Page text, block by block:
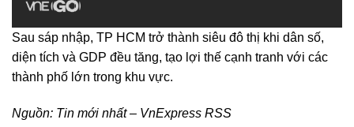
Sau sáp nhập, TP HCM trở thành siêu đô thị khi dân số,
diện tích và GDP đều tăng, tạo lợi thế cạnh tranh với các
thành phố lớn trong khu vực.
Nguồn: Tin mới nhất – VnExpress RSS